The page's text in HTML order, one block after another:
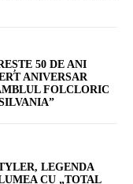
50 DE ANI
ANIVERSAR
FOLCLORIC
LEGENDA
CU „TOTAL